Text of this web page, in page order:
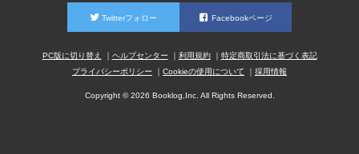
Twitterフォロー Facebookページ
PC版に切り替え ヘルプセンター 利用規約
特定商取引法に基づく表記
プライバシーポリシー
Cookieの使用について 採用情報
Copyright © 2026 Booklog,Inc. All Rights Reserved.